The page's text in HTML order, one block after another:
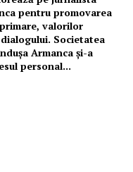
pentru promovarea
valorilor
Societatea
Armanca și-a
personal...